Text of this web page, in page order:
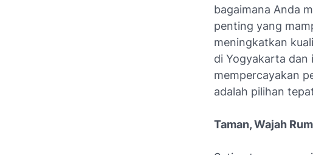
bagaimana Anda
penting yang
meningkatkan
di Yogyakarta dan
mempercayakan
adalah pilihan
Taman, Wajah